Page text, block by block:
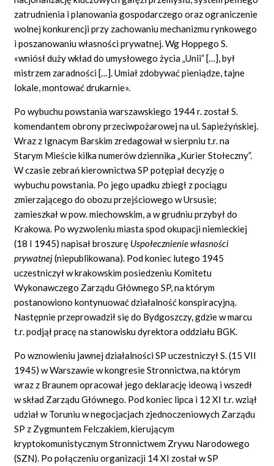
zatrudnienia i planowania gospodarczego oraz ograniczenie
wolnej konkurencji przy zachowaniu mechanizmu rynkowego
i poszanowaniu własności prywatnej. Wg Hoppego S.
«wniósł duży wkład do umysłowego życia „Unii” […], był
mistrzem zaradności […]. Umiał zdobywać pieniądze, tajne
lokale, montować drukarnie».
Po wybuchu powstania warszawskiego 1944 r. został S.
komendantem obrony przeciwpożarowej na ul. Sapieżyńskiej.
Wraz z Ignacym Barskim zredagował w sierpniu t.r. na
Starym Mieście kilka numerów dziennika „Kurier Stołeczny”.
W czasie zebrań kierownictwa SP potępiał decyzję o
wybuchu powstania. Po jego upadku zbiegł z pociągu
zmierzającego do obozu przejściowego w Ursusie;
zamieszkał w pow. miechowskim, a w grudniu przybył do
Krakowa. Po wyzwoleniu miasta spod okupacji niemieckiej
(18 I 1945) napisał broszurę Uspołecznienie własności
prywatnej(niepublikowana). Pod koniec lutego 1945
uczestniczył w krakowskim posiedzeniu Komitetu
Wykonawczego Zarządu Głównego SP, na którym
postanowiono kontynuować działalność konspiracyjną.
Następnie przeprowadził się do Bydgoszczy, gdzie w marcu
t.r. podjął pracę na stanowisku dyrektora oddziału BGK.
Po wznowieniu jawnej działalności SP uczestniczył S. (15 VII
1945) w Warszawie w kongresie Stronnictwa, na którym
wraz z Braunem opracował jego deklarację ideową i wszedł
w skład Zarządu Głównego. Pod koniec lipca i 12 XI t.r. wziął
udział w Toruniu w negocjacjach zjednoczeniowych Zarządu
SP z Zygmuntem Felczakiem, kierującym
kryptokomunistycznym Stronnictwem Zrywu Narodowego
(SZN). Po połączeniu organizacji 14 XI został w SP